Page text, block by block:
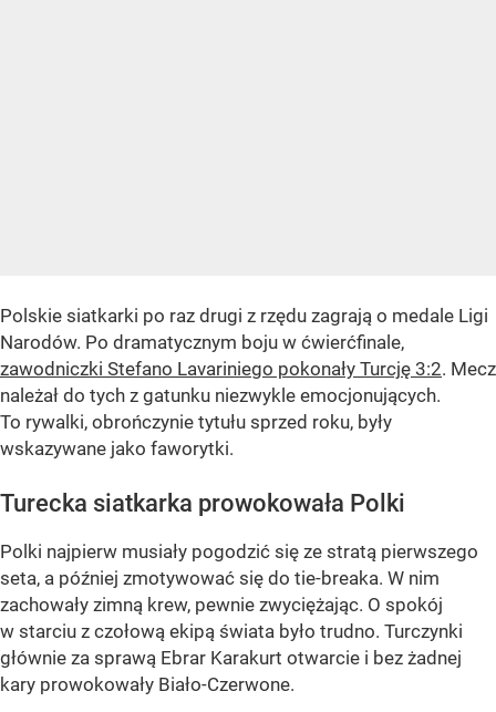
Polskie siatkarki po raz drugi z rzędu zagrają o medale Ligi
Narodów. Po dramatycznym boju w ćwierćfinale,
zawodniczki Stefano Lavariniego pokonały Turcję 3:2. Mecz
należał do tych z gatunku niezwykle emocjonujących.
To rywalki, obrończynie tytułu sprzed roku, były
wskazywane jako faworytki.
Turecka siatkarka prowokowała Polki
Polki najpierw musiały pogodzić się ze stratą pierwszego
seta, a później zmotywować się do tie-breaka. W nim
zachowały zimną krew, pewnie zwyciężając. O spokój
w starciu z czołową ekipą świata było trudno. Turczynki
głównie za sprawą Ebrar Karakurt otwarcie i bez żadnej
kary prowokowały Biało-Czerwone.